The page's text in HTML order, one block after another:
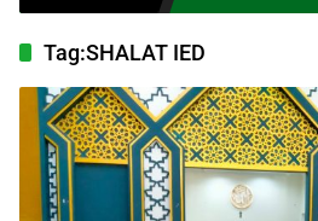
Tag:SHALAT IED